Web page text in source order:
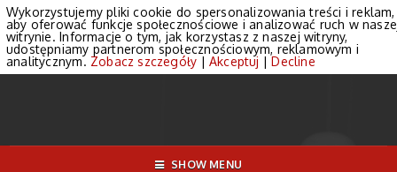
SHOW MENU
Wykorzystujemy pliki cookie do spersonalizowania treści i reklam,
aby oferować funkcje społecznościowe i analizować ruch w
witrynie. Informacje o tym, jak korzystasz z naszej witryny,
udostępniamy partnerom społecznościowym, reklamowym i
analitycznym. Zobacz szczegóły | Akceptuj |Decline